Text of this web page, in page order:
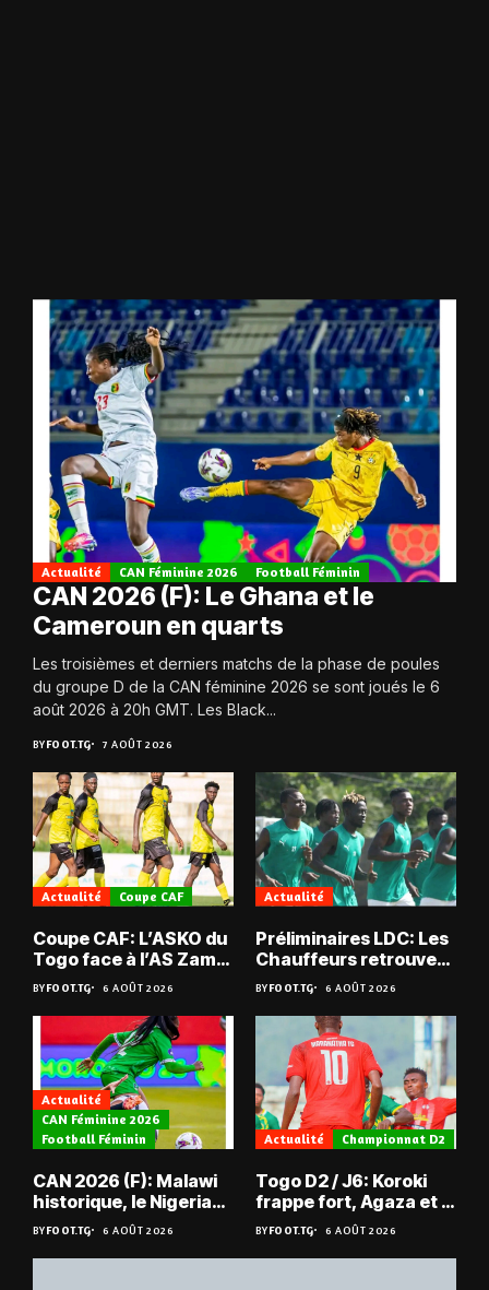
Actualité CAN Féminine 2026 Football Féminin
CAN 2026 (F): Le Ghana et le
Cameroun en quarts
Les troisièmes et derniers matchs de la phase de poules
du groupe D de la CAN féminine 2026 se sont joués le 6
août 2026 à 20h GMT. Les Black...
BYFOOT.TG 7 AOÛT 2026
Actualité Coupe CAF
Coupe CAF: L’ASKO du
Togo face à l’AS Zam
du Niger
BYFOOT.TG 6 AOÛT 2026
Actualité
Préliminaires LDC: Les
Chauffeurs retrouvent
les Mimos
BYFOOT.TG 6 AOÛT 2026
Actualité
CAN Féminine 2026
Football Féminin
CAN 2026 (F): Malawi
historique, le Nigeria
sauvé, la Zambie
éliminée
BYFOOT.TG 6 AOÛT 2026
Actualité Championnat D2
Togo D2 / J6: Koroki
frappe fort, Agaza et la
JCA assurent,
suspense avant Sara
FC – Doumbé FC
BYFOOT.TG 6 AOÛT 2026